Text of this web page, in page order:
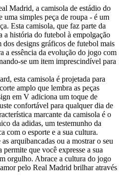
Madrid, a camisola de estádio do
uma simples peça de roupa - é um
Esta camisola, que faz parte da
a história do futebol à empolgação
designs gráficos de futebol mais
a essência da evolução do jogo com
se um item imprescindível para
esta camisola é projetada para
amplo que lembra as peças
em V adiciona um toque de
confortável para qualquer dia de
marcante da camisola é o
da adidas, um testemunho da
com o esporte e a sua cultura.
arquibancadas ou a mostrar o seu
permite que você expresse a sua
orgulho. Abrace a cultura do jogo
pelo Real Madrid brilhar através